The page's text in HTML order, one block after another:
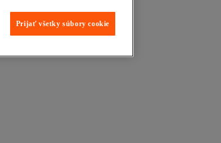
Prijať všetky súbory cookie